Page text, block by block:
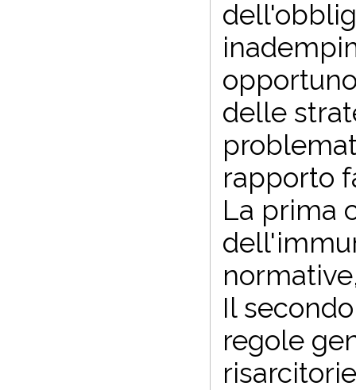
delle
rapporto
La prima
Il
regole